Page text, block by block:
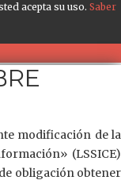
acepta su uso. Saber
modificación de la
(LSSICE)
de obligación obtener